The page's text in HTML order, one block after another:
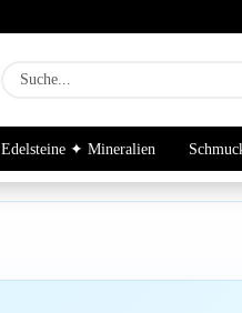
Edelsteine ✦ Mineralien